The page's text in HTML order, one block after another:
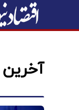
آخرین